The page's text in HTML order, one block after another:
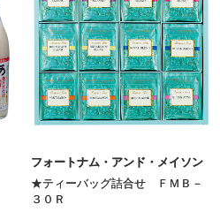
フォートナム・アンド・メイソン
★ティーバッグ詰合せ ＦＭＢ－
３０Ｒ